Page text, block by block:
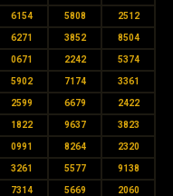
6154 5808 2512
6271 3852 8504
0671 2242 5374
5902 7174 3361
2599 6679 2422
1822 9637 3823
0991 8264 2320
3261 5577 9138
7314 5669 2060